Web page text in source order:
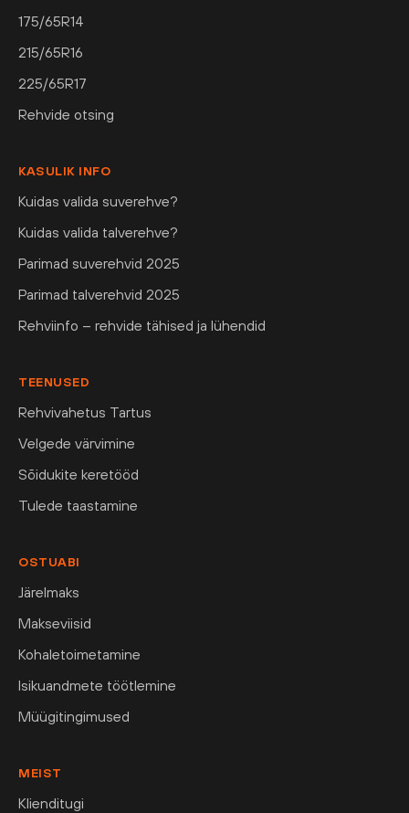
175/65R14
215/65R16
225/65R17
Rehvide otsing
KASULIK INFO
Kuidas valida suverehve?
Kuidas valida talverehve?
Parimad suverehvid 2025
Parimad talverehvid 2025
Rehviinfo – rehvide tähised ja lühendid
TEENUSED
Rehvivahetus Tartus
Velgede värvimine
Sõidukite keretööd
Tulede taastamine
OSTUABI
Järelmaks
Makseviisid
Kohaletoimetamine
Isikuandmete töötlemine
Müügitingimused
MEIST
Klienditugi